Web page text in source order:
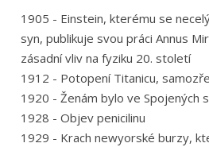
1905 - Einstein, kterému se
syn, publikuje svou práci Annus
zásadní vliv na fyziku 20. století
1912 - Potopení Titanicu,
1920 - Ženám bylo ve Spojených
1928 - Objev penicilinu
1929 - Krach newyorské burzy,